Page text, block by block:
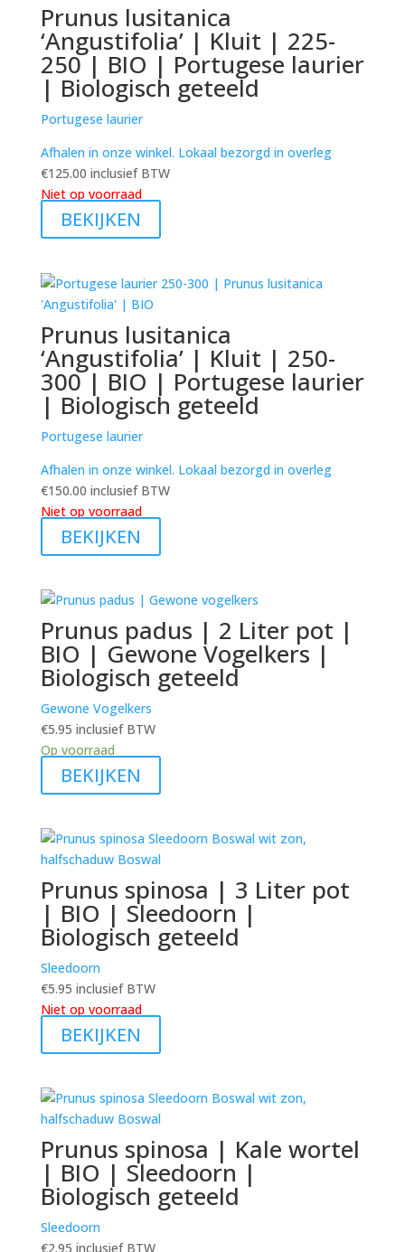
Prunus lusitanica
‘Angustifolia’ | Kluit | 225-
250 | BIO | Portugese laurier
| Biologisch geteeld
Portugese laurier
Afhalen in onze winkel. Lokaal bezorgd in overleg
€125.00 inclusief BTW
Niet op voorraad
BEKIJKEN
Prunus lusitanica
‘Angustifolia’ | Kluit | 250-
300 | BIO | Portugese laurier
| Biologisch geteeld
Portugese laurier
Afhalen in onze winkel. Lokaal bezorgd in overleg
€150.00 inclusief BTW
Niet op voorraad
BEKIJKEN
Prunus padus | 2 Liter pot |
BIO | Gewone Vogelkers |
Biologisch geteeld
Gewone Vogelkers
€5.95 inclusief BTW
Op voorraad
BEKIJKEN
Prunus spinosa | 3 Liter pot
| BIO | Sleedoorn |
Biologisch geteeld
Sleedoorn
€5.95 inclusief BTW
Niet op voorraad
BEKIJKEN
Prunus spinosa | Kale wortel
| BIO | Sleedoorn |
Biologisch geteeld
Sleedoorn
€2.95 inclusief BTW